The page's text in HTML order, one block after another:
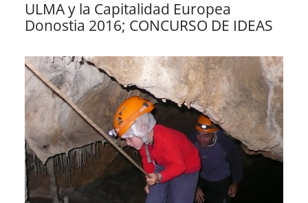
ULMA y la Capitalidad Europea
Donostia 2016; CONCURSO DE IDEAS